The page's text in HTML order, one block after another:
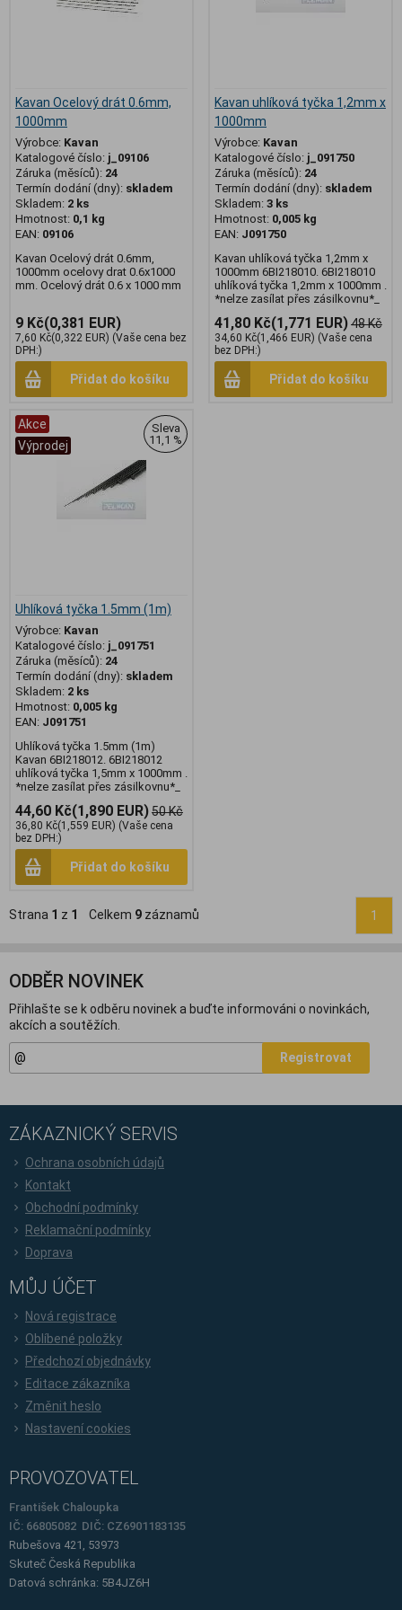
Kavan Ocelový drát 0.6mm,
1000mm
Výrobce: Kavan
Katalogové číslo: j_09106
Záruka (měsíců): 24
Termín dodání (dny): skladem
Skladem: 2 ks
Hmotnost: 0,1 kg
EAN: 09106
Kavan Ocelový drát 0.6mm,
1000mm ocelovy drat 0.6x1000
mm. Ocelový drát 0.6 x 1000 mm
9 Kč(0,381 EUR)
7,60 Kč(0,322 EUR) (Vaše cena bez
DPH:)
Přidat do košíku
Kavan uhlíková tyčka 1,2mm x
1000mm
Výrobce: Kavan
Katalogové číslo: j_091750
Záruka (měsíců): 24
Termín dodání (dny): skladem
Skladem: 3 ks
Hmotnost: 0,005 kg
EAN: J091750
Kavan uhlíková tyčka 1,2mm x
1000mm 6BI218010. 6BI218010
uhlíková tyčka 1,2mm x 1000mm .
*nelze zasílat přes zásilkovnu*_
41,80 Kč(1,771 EUR)48 Kč
34,60 Kč(1,466 EUR) (Vaše cena
bez DPH:)
Přidat do košíku
Akce
Výprodej
Sleva
11,1 %
Uhlíková tyčka 1.5mm (1m)
Výrobce: Kavan
Katalogové číslo: j_091751
Záruka (měsíců): 24
Termín dodání (dny): skladem
Skladem: 2 ks
Hmotnost: 0,005 kg
EAN: J091751
Uhlíková tyčka 1.5mm (1m)
Kavan 6BI218012. 6BI218012
uhlíková tyčka 1,5mm x 1000mm .
*nelze zasílat přes zásilkovnu*_
44,60 Kč(1,890 EUR)50 Kč
36,80 Kč(1,559 EUR) (Vaše cena
bez DPH:)
Přidat do košíku
Strana 1 z 1 Celkem 9 záznamů 1
ODBĚR NOVINEK
Přihlašte se k odběru novinek a buďte informováni o novinkách,
akcích a soutěžích.
Registrovat
ZÁKAZNICKÝ SERVIS
Ochrana osobních údajů
Kontakt
Obchodní podmínky
Reklamační podmínky
Doprava
MŮJ ÚČET
Nová registrace
Oblíbené položky
Předchozí objednávky
Editace zákazníka
Změnit heslo
Nastavení cookies
PROVOZOVATEL
František Chaloupka
IČ: 66805082 DIČ: CZ6901183135
Rubešova 421, 53973
Skuteč Česká Republika
Datová schránka: 5B4JZ6H